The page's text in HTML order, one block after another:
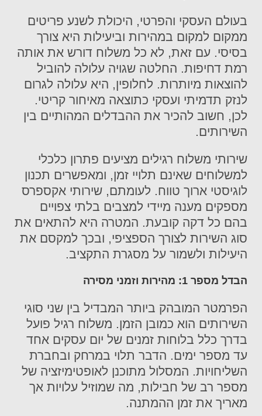
בעולם העסקי והפרטי, היכולת לשנע פריטים
ממקום למקום במהירות וביעילות היא צורך
בסיסי. עם זאת, לא כל משלוח דורש את אותה
רמת דחיפות. החלטה שגויה עלולה להוביל
להוצאות מיותרות. לחלופין, היא עלולה לגרום
לנזק תדמיתי ועסקי כתוצאה מאיחור קריטי.
לכן, חשוב להכיר את ההבדלים המהותיים בין
השירותים.
שירותי משלוח רגילים מציעים פתרון כלכלי
למשלוחים שאינם תלויי זמן, ומאפשרים תכנון
לוגיסטי ארוך טווח. לעומתם, שירותי אקספרס
מספקים מענה מיידי למצבים בלתי צפויים
בהם כל דקה קובעת. המטרה היא להתאים את
סוג השירות לצורך הספציפי, ובכך למקסם את
היעילות ולשמור על מסגרת התקציב.
הבדל מספר 1: מהירות וזמני מסירה
הפרמטר המובהק ביותר המבדיל בין שני סוגי
השירותים הוא כמובן הזמן. משלוח רגיל פועל
בדרך כלל בלוחות זמנים של יום עסקים אחד
עד מספר ימים. הדבר תלוי במרחק ובחברת
השליחויות. המסלול מתוכנן לאופטימיזציה של
מספר רב של חבילות, מה שמוזיל עלויות אך
מאריך את זמן ההמתנה.